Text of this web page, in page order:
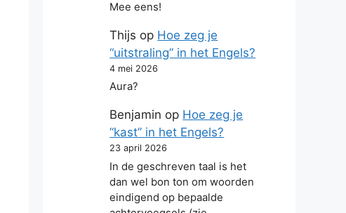
Mee eens!
Thijs op Hoe zeg je
“uitstraling” in het Engels?
4 mei 2026
Aura?
Benjamin op Hoe zeg je
“kast” in het Engels?
23 april 2026
In de geschreven taal is het
dan wel bon ton om woorden
eindigend op bepaalde